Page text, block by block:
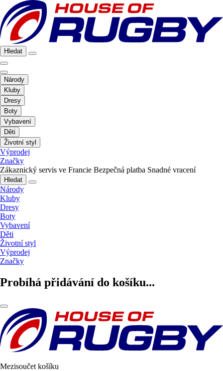
Hledat
Národy
Kluby
Dresy
Boty
Vybavení
Děti
Životní styl
Výprodej
Značky
Zákaznický servis ve Francie Bezpečná platba Snadné vracení
Hledat
Národy
Kluby
Dresy
Boty
Vybavení
Děti
Životní styl
Výprodej
Značky
Probíhá přidávání do košíku...
Mezisoučet košíku